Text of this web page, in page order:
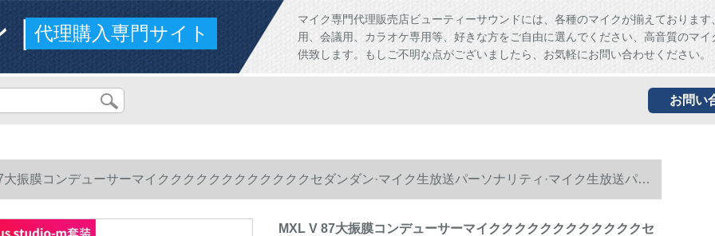
ド代理購入専門サイト
マイク専門代理販売店ビューティーサウンドには、各種のマイクが揃えております
用、会議用、カラオケ専用等、好きな方をご自由に選んでください、高音質のマイ
供致します。もしご不明な点がございましたら、お気軽にお問い合わせください。
お問い
大振膜コンデューサーマイククククククククククククセダンダン·マイク生放送パーソナリティ·マイク生放送パー
マイク录音専门设备midiplus studio-mセト
MXL V 87大振膜コンデューサーマイククククククククククククセ